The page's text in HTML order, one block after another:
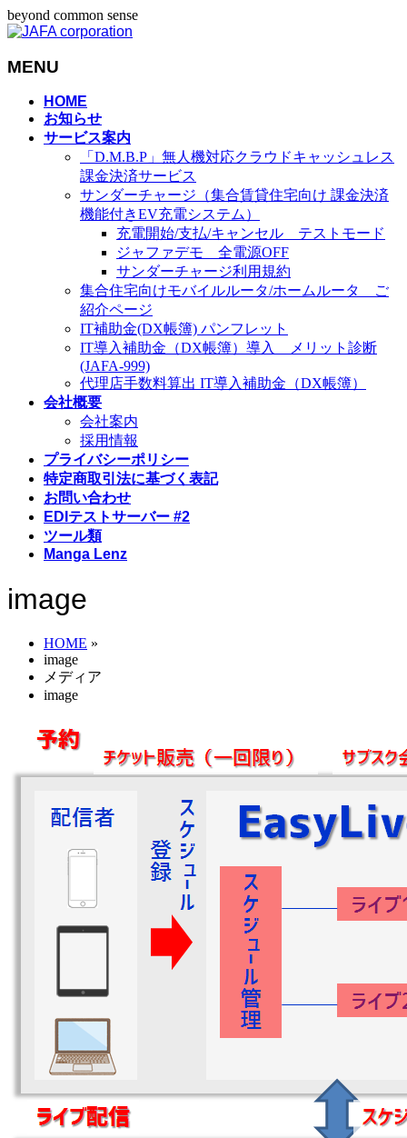
beyond common sense
MENU
HOME
お知らせ
サービス案内
「D.M.B.P」無人機対応クラウドキャッシュレス
課金決済サービス
サンダーチャージ（集合賃貸住宅向け 課金決済
機能付きEV充電システム）
充電開始/支払/キャンセル テストモード
ジャファデモ 全電源OFF
サンダーチャージ利用規約
集合住宅向けモバイルルータ/ホームルータ ご
紹介ページ
IT補助金(DX帳簿) パンフレット
IT導入補助金（DX帳簿）導入 メリット診断
(JAFA-999)
代理店手数料算出 IT導入補助金（DX帳簿）
会社概要
会社案内
採用情報
プライバシーポリシー
特定商取引法に基づく表記
お問い合わせ
EDIテストサーバー #2
ツール類
Manga Lenz
image
HOME »
image
メディア
image